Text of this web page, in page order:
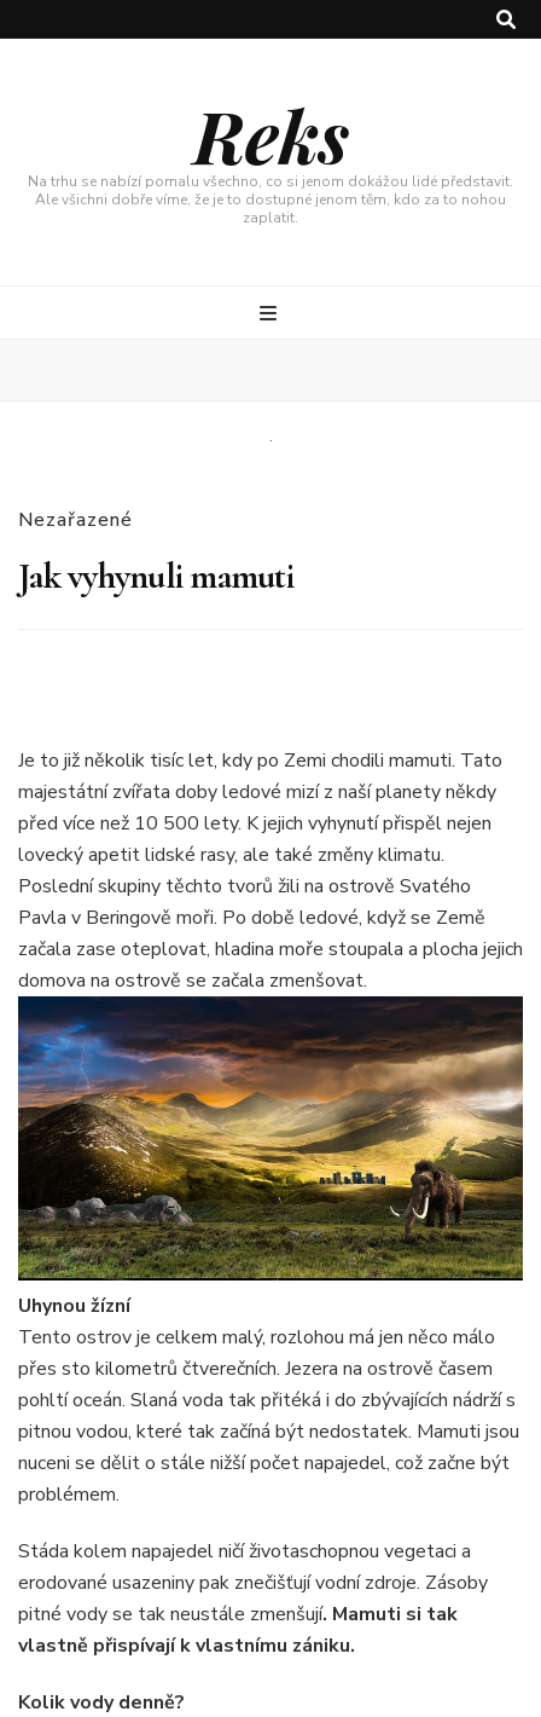
Reks
Na trhu se nabízí pomalu všechno, co si jenom dokážou lidé představit.
Ale všichni dobře víme, že je to dostupné jenom těm, kdo za to nohou
zaplatit.
Nezařazené
Jak vyhynuli mamuti
Je to již několik tisíc let, kdy po Zemi chodili mamuti. Tato
majestátní zvířata doby ledové mizí z naší planety někdy
před více než 10 500 lety. K jejich vyhynutí přispěl nejen
lovecký apetit lidské rasy, ale také změny klimatu.
Poslední skupiny těchto tvorů žili na ostrově Svatého
Pavla v Beringově moři. Po době ledové, když se Země
začala zase oteplovat, hladina moře stoupala a plocha jejich
domova na ostrově se začala zmenšovat.
Uhynou žízní
Tento ostrov je celkem malý, rozlohou má jen něco málo
přes sto kilometrů čtverečních. Jezera na ostrově časem
pohltí oceán. Slaná voda tak přitéká i do zbývajících nádrží s
pitnou vodou, které tak začíná být nedostatek. Mamuti jsou
nuceni se dělit o stále nižší počet napajedel, což začne být
problémem.
Stáda kolem napajedel ničí životaschopnou vegetaci a
erodované usazeniny pak znečišťují vodní zdroje. Zásoby
pitné vody se tak neustále zmenšují. Mamuti si tak
vlastně přispívají k vlastnímu zániku.
Kolik vody denně?